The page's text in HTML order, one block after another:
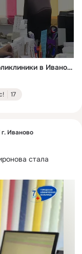
Труд детского педиатра 7-й детской поликлиники в Иванове высоко ценят маленькие пациенты и их родители
17
г. Иваново
стала